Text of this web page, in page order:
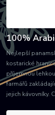
100%
Nejlepší
kostarické
příjemnou
farmářů
jejich kávovníky.